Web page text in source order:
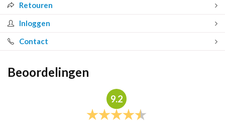
Retouren
Inloggen
Contact
Beoordelingen
9.2